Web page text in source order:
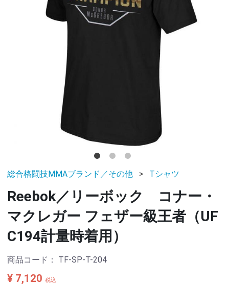
総合格闘技MMAブランド／その他 Tシャツ
Reebok／リーボック コナー・
マクレガー フェザー級王者（UF
C194計量時着用）
商品コード： TF-SP-T-204
¥ 7,120 税込